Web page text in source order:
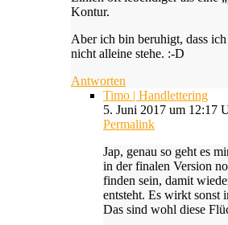
Kontur.
Aber ich bin beruhigt, dass
nicht alleine stehe. :-D
Antworten
Timo | Handlettering
5. Juni 2017 um 12:17
Permalink
Jap, genau so geht es
in der finalen Version
finden sein, damit
entsteht. Es wirkt sonst
Das sind wohl diese